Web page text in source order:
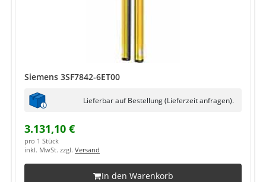
Siemens 3SF7842-6ET00
Lieferbar auf Bestellung (Lieferzeit anfragen).
3.131,10 €
pro 1 Stück
inkl. MwSt. zzgl. Versand
In den Warenkorb